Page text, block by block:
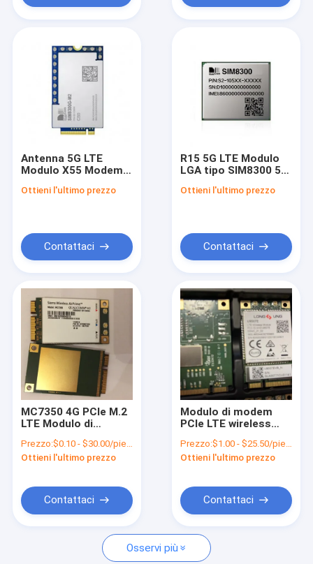
Prodotti
Video
visita della fabbrica
Contattaci
Notizie
Chiedi un preventivo
Antenna 5G LTE
Modulo X55 Modem
Sub-6Ghz MmWave
Ottieni l'ultimo prezzo
Contattaci
R15 5G LTE Modulo
LGA tipo SIM8300 5G
MmWave Modulo
Ottieni l'ultimo prezzo
Contattaci
MC7350 4G PCIe M.2
LTE Modulo di
Qualcomm MDM9215
Chipset
Prezzo:$0.10 - $30.00/pieces
Ottieni l'ultimo prezzo
Contattaci
Modulo di modem
PCIe LTE wireless
EC25-AU EC25-E
Prezzo:$1.00 - $25.50/pieces
Ottieni l'ultimo prezzo
Contattaci
Osservi più